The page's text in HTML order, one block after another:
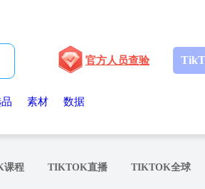
素材 数据
官方人员查验
课程 TIKTOK直播 TIKTOK全球